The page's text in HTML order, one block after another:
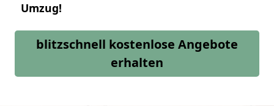
Umzug!
blitzschnell kostenlose Angebote
erhalten